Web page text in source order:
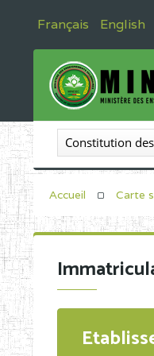
Français English
Constitution
Accueil Carte